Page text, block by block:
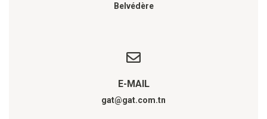
Belvédère
E-MAIL
gat@gat.com.tn